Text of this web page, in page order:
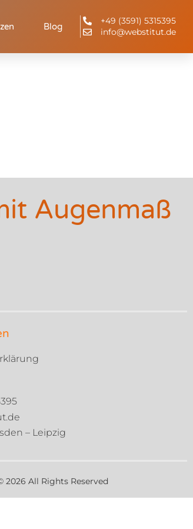
Blog
+49 (3591) 5315395
info@webstitut.de
Augenmaß
– Leipzig
2026 All Rights Reserved